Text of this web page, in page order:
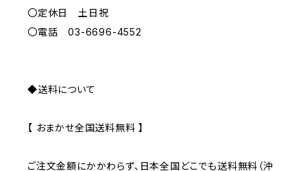
GRAY〇定休日 土日祝
〇電話 03-6696-4552
◆送料について
【 おまかせ全国送料無料 】
ご注文金額にかかわらず、日本全国どこでも送料無料（沖